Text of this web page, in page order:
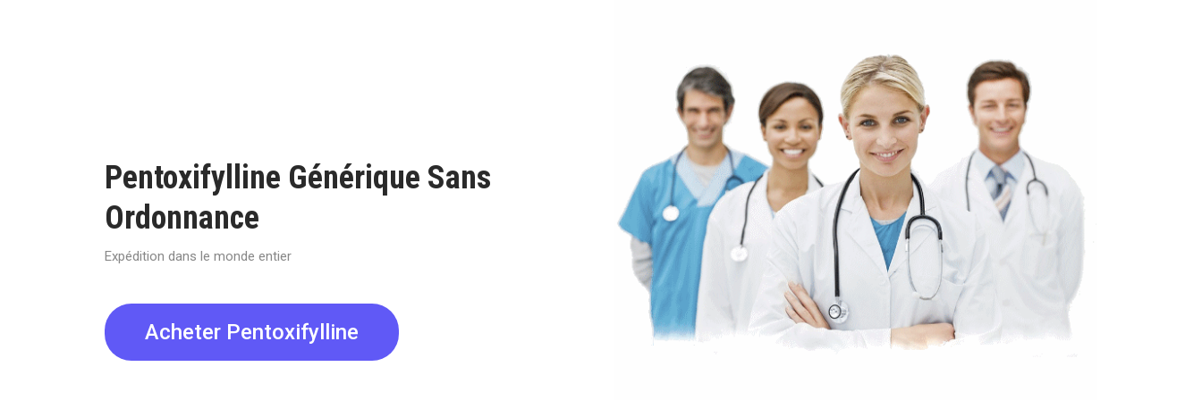
Pentoxifylline Générique Sans
Ordonnance
Expédition dans le monde entier
Acheter Pentoxifylline